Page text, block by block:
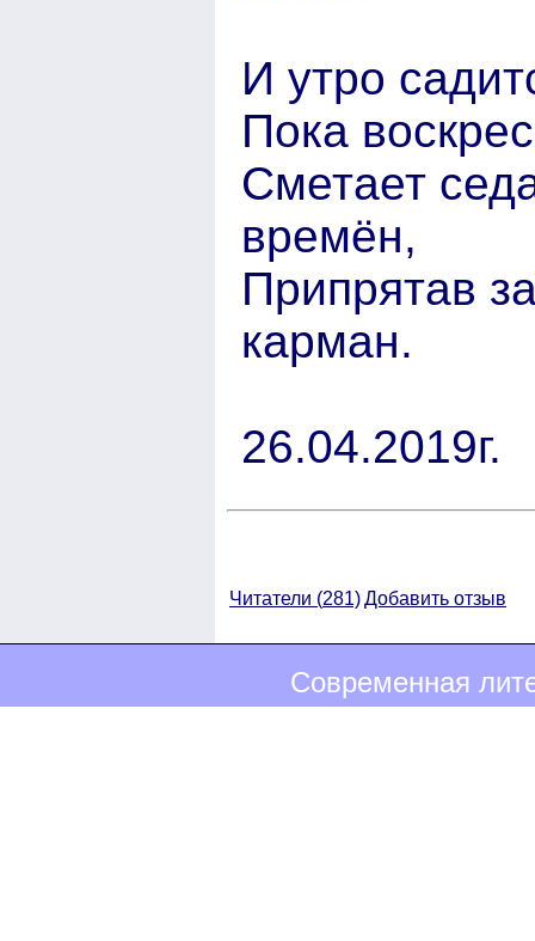
И утро
Пока
Сметает
времён,
Припрятав
карман.
26.04.2019г.
Читатели (281)Добавить отзыв
Современная